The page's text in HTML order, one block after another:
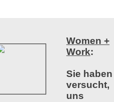
Women +
Work:
Sie haben
versucht,
uns